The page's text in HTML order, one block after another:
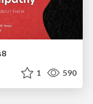
1 590